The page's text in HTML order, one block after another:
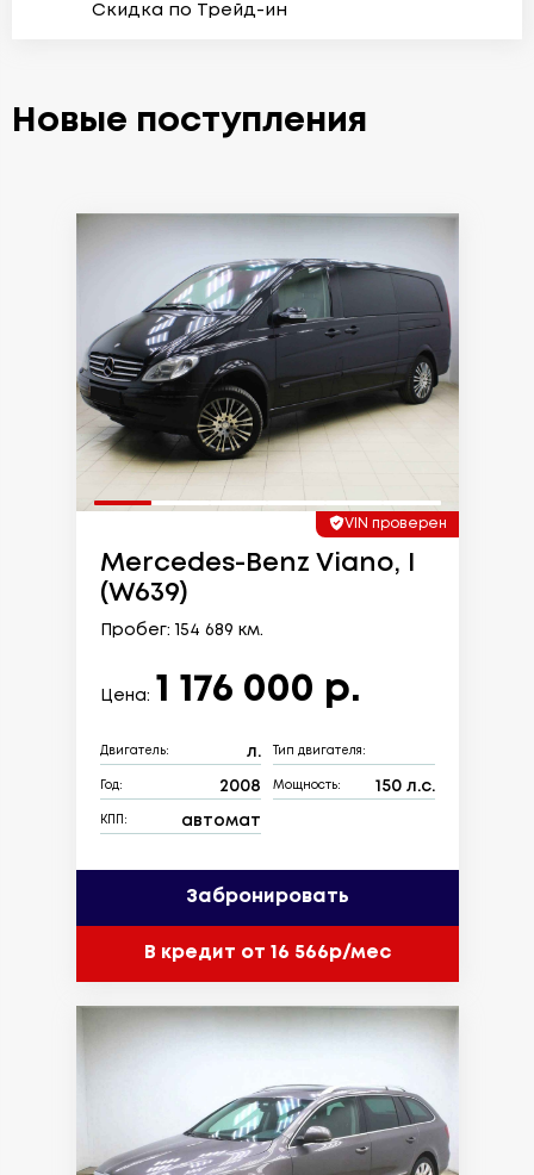
Скидка по Трейд-ин
Новые поступления
VIN проверен
Mercedes-Benz Viano, I
(W639)
Пробег: 154 689 км.
Цена: 1 176 000 р.
Двигатель: л. Тип двигателя:
Год: 2008 Мощность: 150 л.с.
КПП: автомат
Забронировать
В кредит от 16 566р/мес